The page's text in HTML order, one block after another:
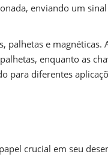
enviando um
palhetas e magnéticas.
enquanto as
para diferentes
crucial em seu